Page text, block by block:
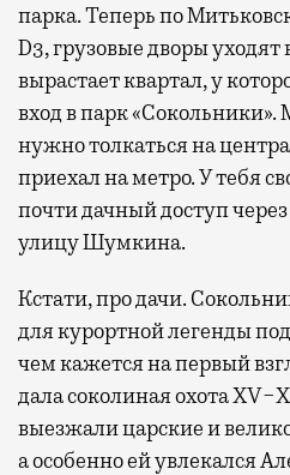
парка. Теперь по
D3, грузовые дворы уходят
вырастает квартал, у
вход в парк «Сокольники».
нужно толкаться на
приехал на метро. У тебя
почти дачный доступ
улицу Шумкина.
Кстати, про дачи.
для курортной легенды
чем кажется на первый
дала соколиная охота
выезжали царские и
а особенно ей увлекался